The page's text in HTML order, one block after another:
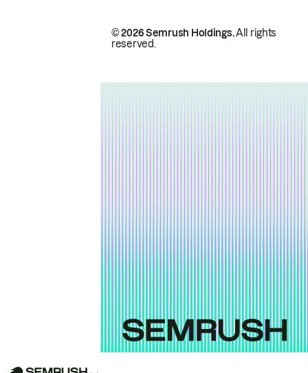
© 2026 Semrush Holdings.All rights
reserved.